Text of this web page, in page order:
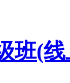
班(线